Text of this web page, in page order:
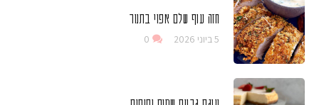
חזה עוף שלם אפוי בתנור
5 ביוני 2026 0